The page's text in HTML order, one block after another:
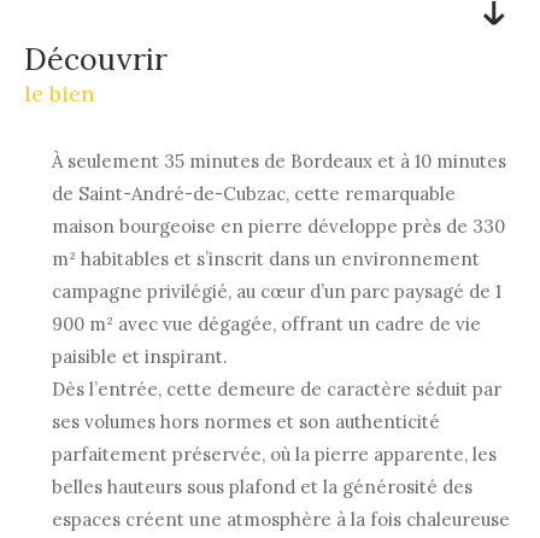
découvrir
le bien
À seulement 35 minutes de Bordeaux et à 10 minutes
de Saint-André-de-Cubzac, cette remarquable
maison bourgeoise en pierre développe près de 330
m² habitables et s’inscrit dans un environnement
campagne privilégié, au cœur d’un parc paysagé de 1
900 m² avec vue dégagée, offrant un cadre de vie
paisible et inspirant.
Dès l’entrée, cette demeure de caractère séduit par
ses volumes hors normes et son authenticité
parfaitement préservée, où la pierre apparente, les
belles hauteurs sous plafond et la générosité des
espaces créent une atmosphère à la fois chaleureuse